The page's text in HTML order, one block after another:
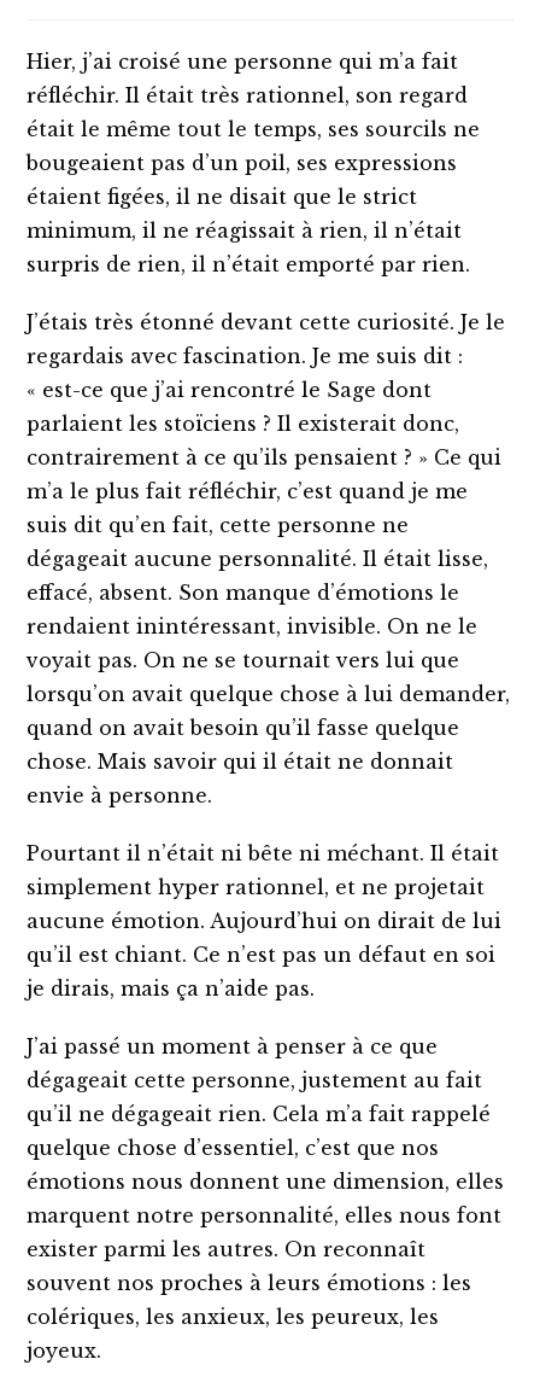
Hier, j’ai croisé une personne qui m’a fait
réfléchir. Il était très rationnel, son regard
était le même tout le temps, ses sourcils ne
bougeaient pas d’un poil, ses expressions
étaient figées, il ne disait que le strict
minimum, il ne réagissait à rien, il n’était
surpris de rien, il n’était emporté par rien.
J’étais très étonné devant cette curiosité. Je le
regardais avec fascination. Je me suis dit :
« est-ce que j’ai rencontré le Sage dont
parlaient les stoïciens ? Il existerait donc,
contrairement à ce qu’ils pensaient ? » Ce qui
m’a le plus fait réfléchir, c’est quand je me
suis dit qu’en fait, cette personne ne
dégageait aucune personnalité. Il était lisse,
effacé, absent. Son manque d’émotions le
rendaient inintéressant, invisible. On ne le
voyait pas. On ne se tournait vers lui que
lorsqu’on avait quelque chose à lui demander,
quand on avait besoin qu’il fasse quelque
chose. Mais savoir qui il était ne donnait
envie à personne.
Pourtant il n’était ni bête ni méchant. Il était
simplement hyper rationnel, et ne projetait
aucune émotion. Aujourd’hui on dirait de lui
qu’il est chiant. Ce n’est pas un défaut en soi
je dirais, mais ça n’aide pas.
J’ai passé un moment à penser à ce que
dégageait cette personne, justement au fait
qu’il ne dégageait rien. Cela m’a fait rappelé
quelque chose d’essentiel, c’est que nos
émotions nous donnent une dimension, elles
marquent notre personnalité, elles nous font
exister parmi les autres. On reconnaît
souvent nos proches à leurs émotions : les
colériques, les anxieux, les peureux, les
joyeux.